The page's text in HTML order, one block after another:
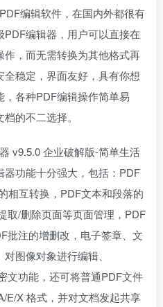
编辑软件，在国内外都很有
编辑器，用户可以直接在
，而无需转换为其他格式再
稳定，界面友好，具有你想
各种PDF编辑操作简单易
的不二选择。
功能十分强大，包括：PDF
相互转换，PDF文本和段落的
取/删除页面等页面管理，PDF
批注的增删改，电子签章、文
图像对象进行编辑、
文功能，还可将普通PDF文件
E/X 格式，并对文档发起共享